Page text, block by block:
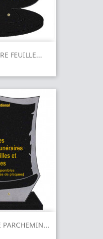
FEUILLE...
PARCHEMIN...